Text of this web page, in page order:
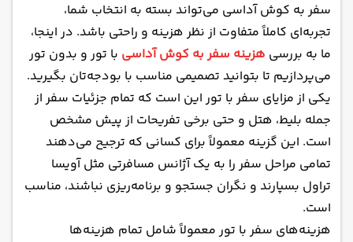
سفر به کوش آداسی می‌تواند بسته به انتخاب شما،
تجربه‌ای کاملاً متفاوت از نظر هزینه و راحتی باشد. در اینجا،
ما به بررسی هزینه‌ سفر به کوش آداسی با تور و بدون تور
می‌پردازیم تا بتوانید تصمیمی مناسب با بودجه‌تان بگیرید.
یکی از مزایای سفر با تور این است که تمام جزئیات سفر از
جمله بلیط، هتل و حتی برخی تفریحات از پیش مشخص
است. این گزینه معمولاً برای کسانی که ترجیح می‌دهند
تمامی مراحل سفر را به یک آژانس مسافرتی مثل آویسا
تراول بسپارند و نگران جستجو و برنامه‌ریزی نباشند، مناسب
است.
هزینه‌های سفر با تور معمولاً شامل تمام هزینه‌ها